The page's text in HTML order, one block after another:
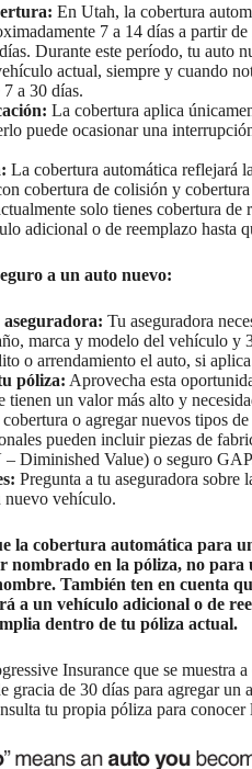
En Utah, la cobertura
7 a 14 días a partir
Durante este período, tu auto
actual, siempre y cuando
a 30 días.
La cobertura aplica
puede ocasionar una
La cobertura automática reflejará
cobertura de colisión y
solo tienes cobertura
adicional o de reemplazo hasta
a un auto nuevo:
Tu aseguradora
marca y modelo del vehículo y
o arrendamiento el auto, si
póliza: Aprovecha esta
tienen un valor más alto y
o agregar nuevos tipos
pueden incluir piezas de
Diminished Value) o seguro
Pregunta a tu aseguradora sobre
nuevo vehículo.
la cobertura automática para
nombrado en la póliza, no
También ten en cuenta
a un vehículo adicional o de
dentro de tu póliza actual.
Insurance que se muestra
gracia de 30 días para agregar
tu propia póliza para